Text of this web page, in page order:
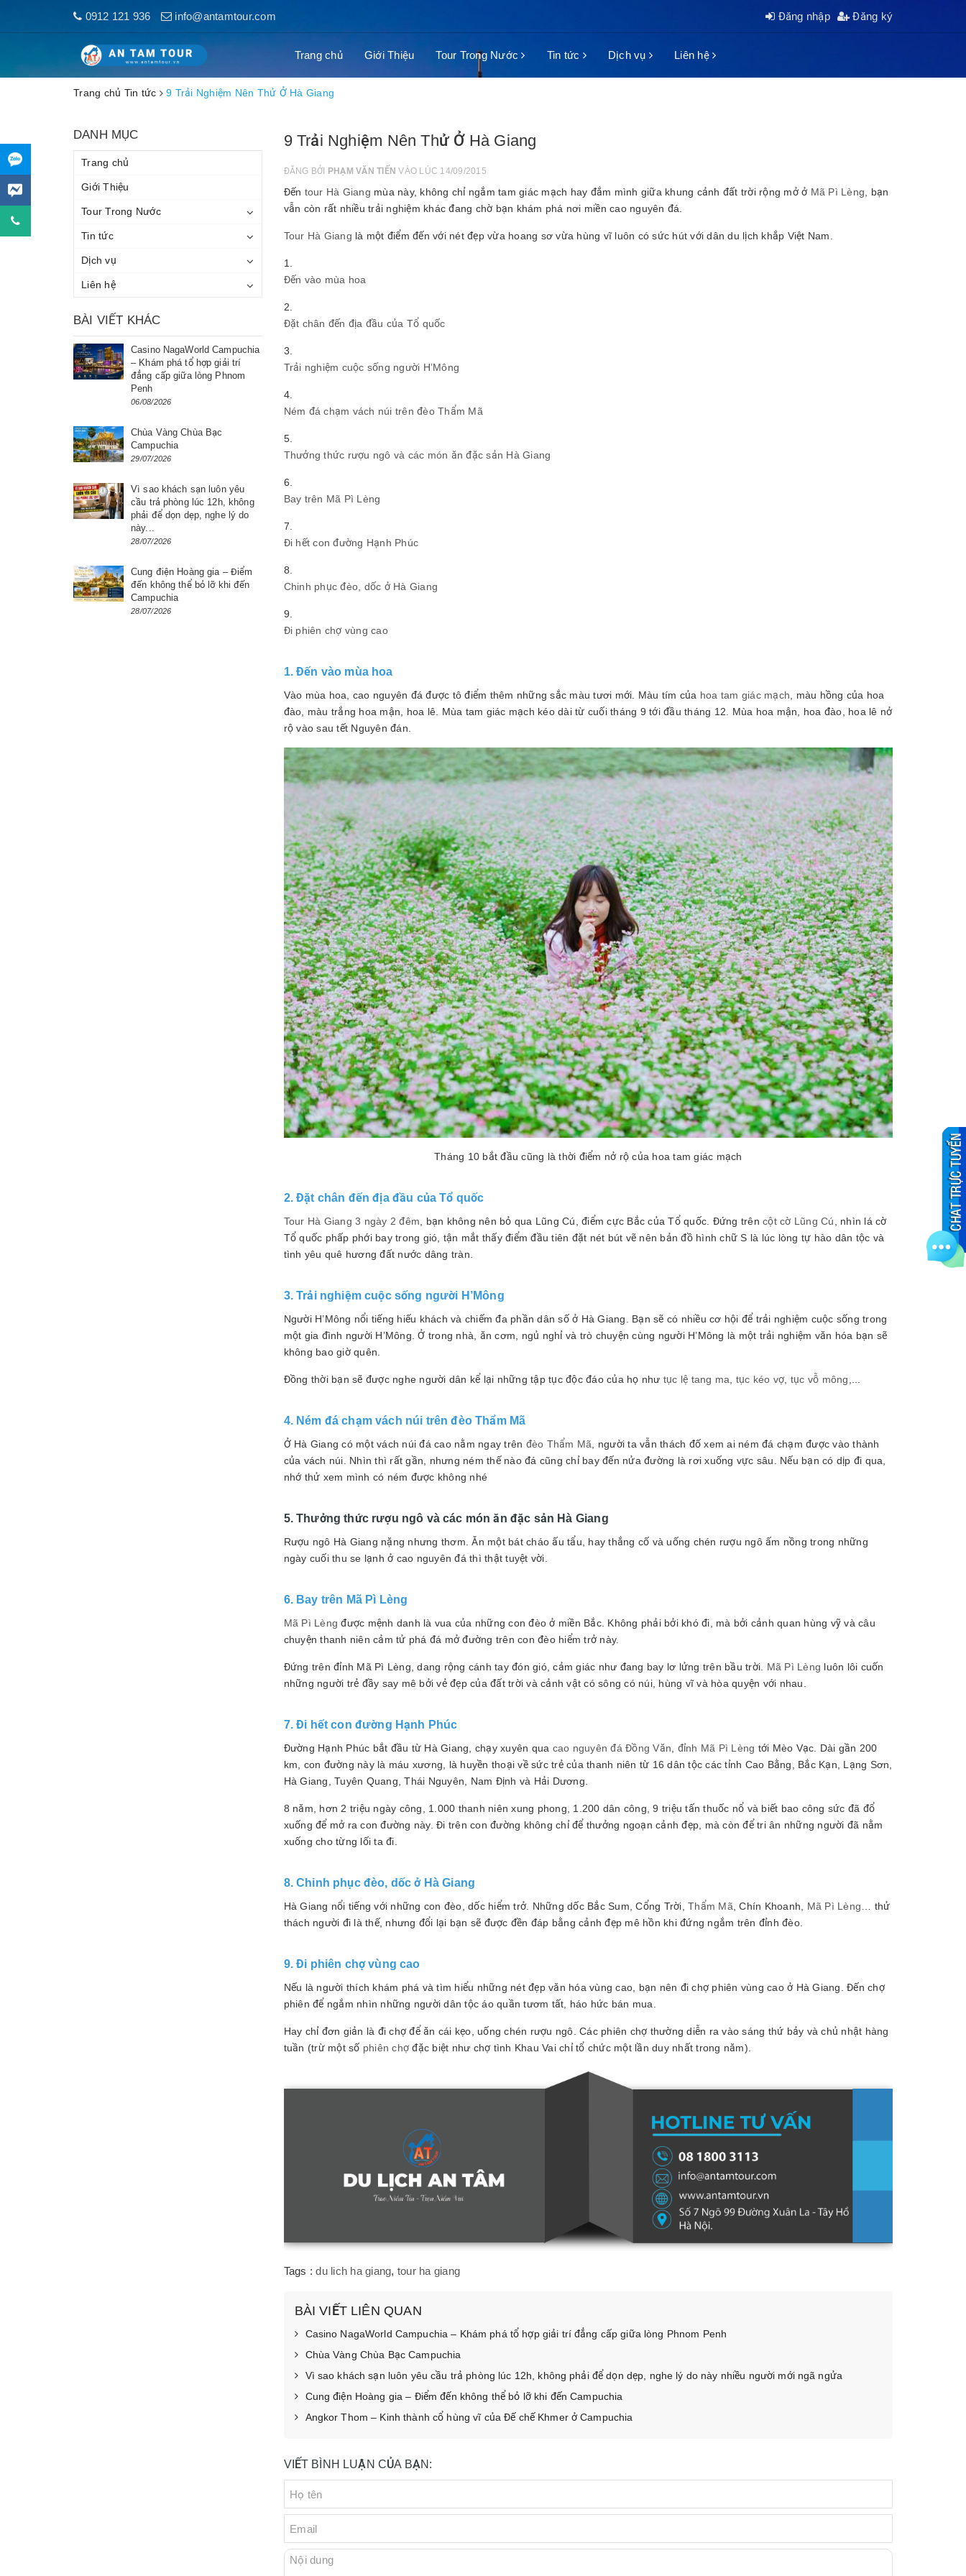
0912 121 936 info@antamtour.com Đăng nhập Đăng ký
Trang chủ Giới Thiệu Tour Trong Nước Tin tức Dịch vụ Liên hệ
Trang chủ Tin tức 9 Trải Nghiệm Nên Thử Ở Hà Giang
9 Trải Nghiệm Nên Thử Ở Hà Giang
ĐĂNG BỞI PHẠM VĂN TIẾN VÀO LÚC 14/09/2015
Đến tour Hà Giang mùa này, không chỉ ngắm tam giác mạch hay đắm mình giữa khung cảnh đất trời rộng mở ở Mã Pì Lèng , bạn
vẫn còn rất nhiều trải nghiệm khác đang chờ bạn khám phá nơi miền cao nguyên đá.
Tour Hà Giang là một điểm đến với nét đẹp vừa hoang sơ vừa hùng vĩ luôn có sức hút với dân du lịch khắp Việt Nam.
Đến vào mùa hoa
Đặt chân đến địa đầu của Tổ quốc
Trải nghiệm cuộc sống người H’Mông
Ném đá chạm vách núi trên đèo Thẩm Mã
Thưởng thức rượu ngô và các món ăn đặc sản Hà Giang
Bay trên Mã Pì Lèng
Đi hết con đường Hạnh Phúc
Chinh phục đèo, dốc ở Hà Giang
Đi phiên chợ vùng cao
1. Đến vào mùa hoa
Vào mùa hoa, cao nguyên đá được tô điểm thêm những sắc màu tươi mới. Màu tím của hoa tam giác mạch , màu hồng của hoa
đào, màu trắng hoa mận, hoa lê. Mùa tam giác mạch kéo dài từ cuối tháng 9 tới đầu tháng 12. Mùa hoa mận, hoa đào, hoa lê nở
rộ vào sau tết Nguyên đán.
Tháng 10 bắt đầu cũng là thời điểm nở rộ của hoa tam giác mạch
2. Đặt chân đến địa đầu của Tổ quốc
Tour Hà Giang 3 ngày 2 đêm, bạn không nên bỏ qua Lũng Cú, điểm cực Bắc của Tổ quốc. Đứng trên cột cờ Lũng Cú, nhìn lá cờ
Tổ quốc phấp phới bay trong gió, tận mắt thấy điểm đầu tiên đặt nét bút vẽ nên bản đồ hình chữ S là lúc lòng tự hào dân tộc và
tình yêu quê hương đất nước dâng tràn.
3. Trải nghiệm cuộc sống người H’Mông
Người H’Mông nổi tiếng hiếu khách và chiếm đa phần dân số ở Hà Giang. Bạn sẽ có nhiều cơ hội để trải nghiệm cuộc sống trong
một gia đình người H’Mông. Ở trong nhà, ăn cơm, ngủ nghỉ và trò chuyện cùng người H’Mông là một trải nghiệm văn hóa bạn sẽ
không bao giờ quên.
Đồng thời bạn sẽ được nghe người dân kể lại những tập tục độc đáo của họ như tục lệ tang ma, tục kéo vợ, tục vỗ mông,...
4. Ném đá chạm vách núi trên đèo Thẩm Mã
Ở Hà Giang có một vách núi đá cao nằm ngay trên đèo Thẩm Mã, người ta vẫn thách đố xem ai ném đá chạm được vào thành
của vách núi. Nhìn thì rất gần, nhưng ném thế nào đá cũng chỉ bay đến nửa đường là rơi xuống vực sâu. Nếu bạn có dịp đi qua,
nhớ thử xem mình có ném được không nhé
5. Thưởng thức rượu ngô và các món ăn đặc sản Hà Giang
Rượu ngô Hà Giang nặng nhưng thơm. Ăn một bát cháo ấu tẩu, hay thắng cố và uống chén rượu ngô ấm nồng trong những
ngày cuối thu se lạnh ở cao nguyên đá thì thật tuyệt vời.
6. Bay trên Mã Pì Lèng
Mã Pì Lèng được mệnh danh là vua của những con đèo ở miền Bắc. Không phải bởi khó đi, mà bởi cảnh quan hùng vỹ và câu
chuyện thanh niên cảm tử phá đá mở đường trên con đèo hiểm trở này.
Đứng trên đỉnh Mã Pì Lèng, dang rộng cánh tay đón gió, cảm giác như đang bay lơ lửng trên bầu trời. Mã Pì Lèng luôn lôi cuốn
những người trẻ đầy say mê bởi vẻ đẹp của đất trời và cảnh vật có sông có núi, hùng vĩ và hòa quyện với nhau.
7. Đi hết con đường Hạnh Phúc
Đường Hạnh Phúc bắt đầu từ Hà Giang, chạy xuyên qua cao nguyên đá Đồng Văn, đỉnh Mã Pì Lèng tới Mèo Vạc. Dài gần 200
km, con đường này là máu xương, là huyền thoại về sức trẻ của thanh niên từ 16 dân tộc các tỉnh Cao Bằng, Bắc Kạn, Lạng Sơn,
Hà Giang, Tuyên Quang, Thái Nguyên, Nam Định và Hải Dương.
8 năm, hơn 2 triệu ngày công, 1.000 thanh niên xung phong, 1.200 dân công, 9 triệu tấn thuốc nổ và biết bao công sức đã đổ
xuống để mở ra con đường này. Đi trên con đường không chỉ để thưởng ngoạn cảnh đẹp, mà còn để tri ân những người đã nằm
xuống cho từng lối ta đi.
8. Chinh phục đèo, dốc ở Hà Giang
Hà Giang nổi tiếng với những con đèo, dốc hiểm trở. Những dốc Bắc Sum, Cổng Trời, Thẩm Mã, Chín Khoanh, Mã Pì Lèng… thử
thách người đi là thế, nhưng đổi lại bạn sẽ được đền đáp bằng cảnh đẹp mê hồn khi đứng ngắm trên đỉnh đèo.
9. Đi phiên chợ vùng cao
Nếu là người thích khám phá và tìm hiểu những nét đẹp văn hóa vùng cao, bạn nên đi chợ phiên vùng cao ở Hà Giang. Đến chợ
phiên để ngắm nhìn những người dân tộc áo quần tươm tất, háo hức bán mua.
Hay chỉ đơn giản là đi chợ để ăn cái kẹo, uống chén rượu ngô. Các phiên chợ thường diễn ra vào sáng thứ bảy và chủ nhật hàng
tuần (trừ một số phiên chợđặc biệt như chợ tình Khau Vai chỉ tổ chức một lần duy nhất trong năm).
Tags :du lich ha giang, tour ha giang
BÀI VIẾT LIÊN QUAN
Casino NagaWorld Campuchia – Khám phá tổ hợp giải trí đẳng cấp giữa lòng Phnom Penh
Chùa Vàng Chùa Bạc Campuchia
Vì sao khách sạn luôn yêu cầu trả phòng lúc 12h, không phải để dọn dẹp, nghe lý do này nhiều người mới ngã ngửa
Cung điện Hoàng gia – Điểm đến không thể bỏ lỡ khi đến Campuchia
Angkor Thom – Kinh thành cổ hùng vĩ của Đế chế Khmer ở Campuchia
VIẾT BÌNH LUẬN CỦA BẠN:
DANH MỤC
Trang chủ
Giới Thiệu
Tour Trong Nước
Tin tức
Dịch vụ
Liên hệ
BÀI VIẾT KHÁC
Casino NagaWorld Campuchia
– Khám phá tổ hợp giải trí
đẳng cấp giữa lòng Phnom
Penh
06/08/2026
Chùa Vàng Chùa Bạc
Campuchia
29/07/2026
Vì sao khách sạn luôn yêu
cầu trả phòng lúc 12h, không
phải để dọn dẹp, nghe lý do
này...
28/07/2026
Cung điện Hoàng gia – Điểm
đến không thể bỏ lỡ khi đến
Campuchia
28/07/2026